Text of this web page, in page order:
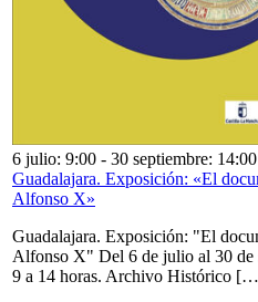
6 julio: 9:00 - 30 septiembre: 14:00
Guadalajara. Exposición: «El
Alfonso X»
Guadalajara. Exposición: "El
Alfonso X" Del 6 de julio al 30 de
9 a 14 horas. Archivo Histórico